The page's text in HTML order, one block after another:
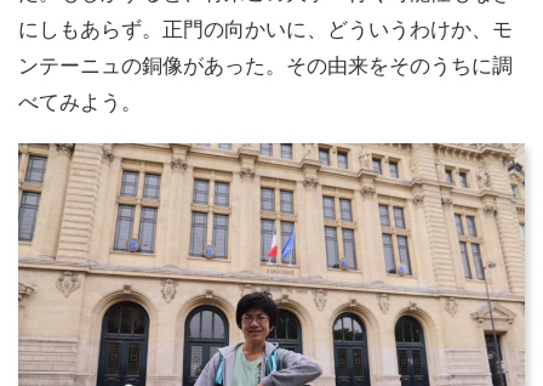
にしもあらず。正門の向かいに、どういうわけか、モ
ンテーニュの銅像があった。その由来をそのうちに調
べてみよう。